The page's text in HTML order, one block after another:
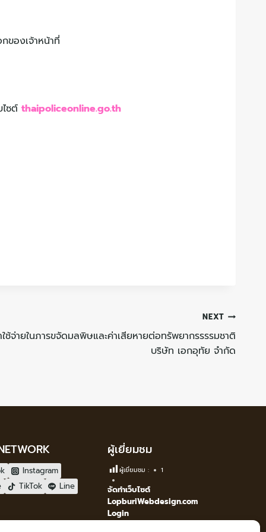
ของเจ้าหน้าที่
ซต์ thaipoliceonline.go.th
NEXT
ช้จ่ายในภารขจัดมลพิษและค่าเสียหายต่อทรัพยากรรรรมชาติ
บริษัท เอกอุทัย จำกัด
Instagram
TikTok Line
ผู้เยี่ยมชม
ผู้เยี่ยมชม : 1
จัดทำเว็บไซต์
LopburiWebdesign.com
Login